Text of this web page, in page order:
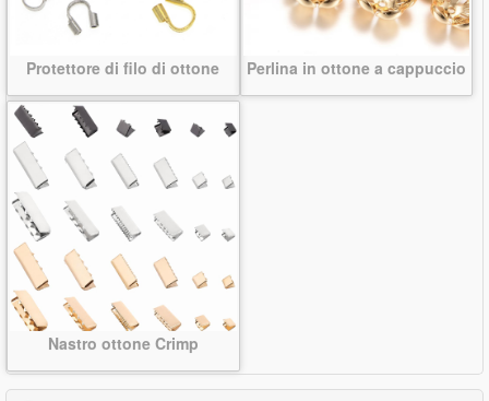
Protettore di filo di ottone Perlina in ottone a cappuccio
Nastro ottone Crimp